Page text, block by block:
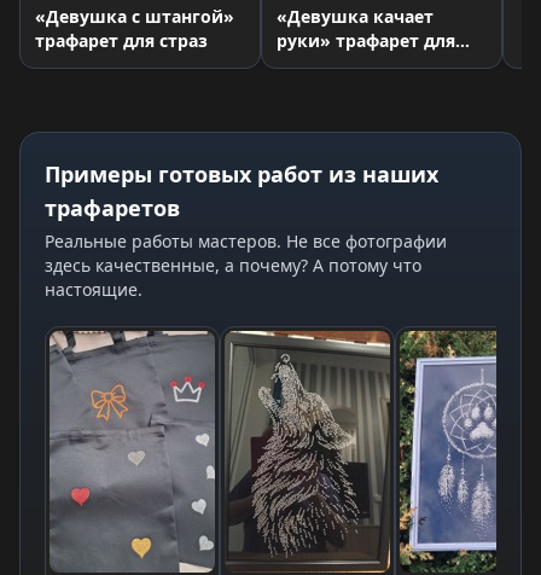
«Девушка с штангой»
трафарет для страз
«Девушка качает
руки» трафарет для
страз
Примеры готовых работ из наших
трафаретов
Реальные работы мастеров. Не все фотографии
здесь качественные, а почему? А потому что
настоящие.